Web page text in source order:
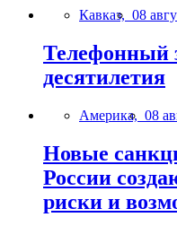
Кавказ, 08
Телефонный
десятилетия
Америка, 08
Новые
России
риски и